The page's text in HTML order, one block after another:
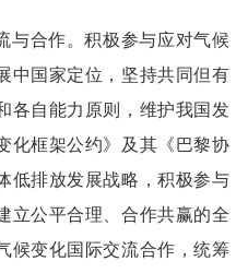
与合作。积极参与应对气候
中国家定位，坚持共同但有
各自能力原则，维护我国发
化框架公约》及其《巴黎协
低排放发展战略，积极参与
立公平合理、合作共赢的全
候变化国际交流合作，统筹